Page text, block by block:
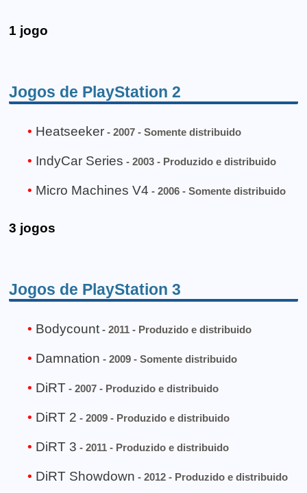
1 jogo
Jogos de PlayStation 2
Heatseeker - 2007 - Somente distribuido
IndyCar Series - 2003 - Produzido e distribuido
Micro Machines V4 - 2006 - Somente distribuido
3 jogos
Jogos de PlayStation 3
Bodycount - 2011 - Produzido e distribuido
Damnation - 2009 - Somente distribuido
DiRT - 2007 - Produzido e distribuido
DiRT 2 - 2009 - Produzido e distribuido
DiRT 3 - 2011 - Produzido e distribuido
DiRT Showdown - 2012 - Produzido e distribuido